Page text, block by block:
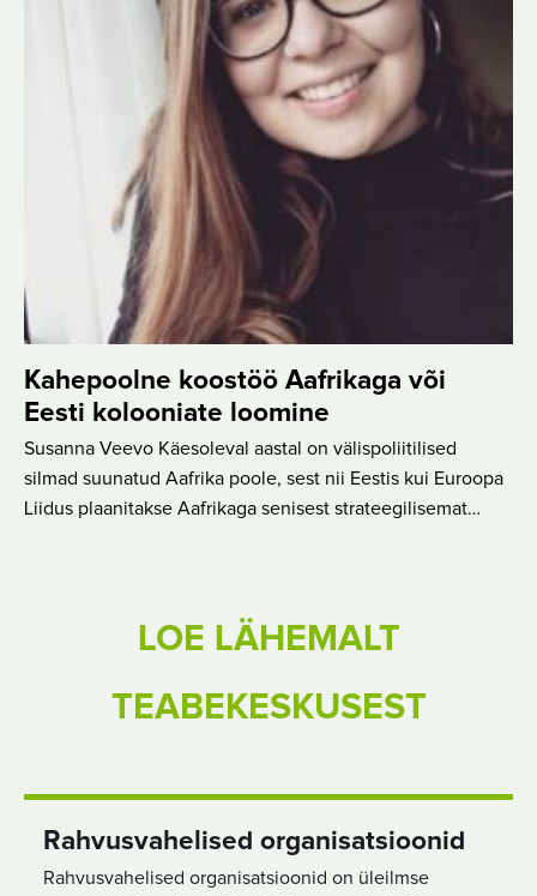
Kahepoolne koostöö Aafrikaga või
Eesti kolooniate loomine
Susanna Veevo Käesoleval aastal on välispoliitilised
silmad suunatud Aafrika poole, sest nii Eestis kui Euroopa
Liidus plaanitakse Aafrikaga senisest strateegilisemat…
LOE LÄHEMALT
TEABEKESKUSEST
Rahvusvahelised organisatsioonid
Rahvusvahelised organisatsioonid on üleilmse